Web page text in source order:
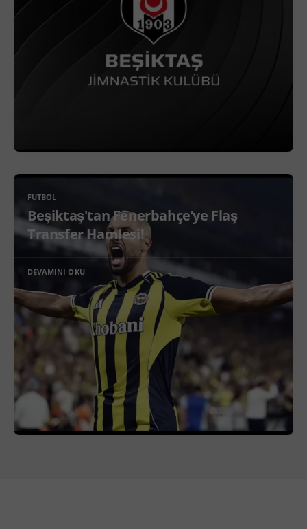
FUTBOL
Beşiktaş'tan Fenerbahçe’ye Flaş
Transfer Hamlesi!
DEVAMINI OKU